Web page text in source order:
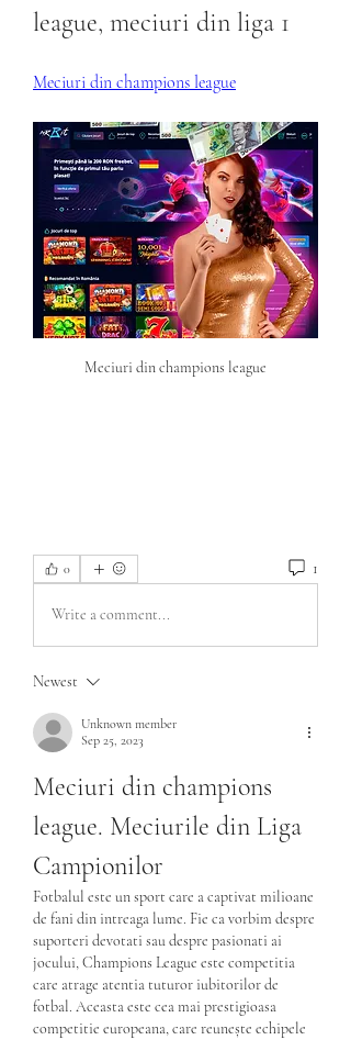
league, meciuri din liga 1
Meciuri din champions league
Meciuri din champions league
0 1
Write a comment...
Newest
Unknown member
Sep 25, 2023
Meciuri din champions
league. Meciurile din Liga
Campionilor
Fotbalul este un sport care a captivat milioane
de fani din intreaga lume. Fie ca vorbim despre
suporteri devotati sau despre pasionati ai
jocului, Champions League este competitia
care atrage atentia tuturor iubitorilor de
fotbal. Aceasta este cea mai prestigioasa
competitie europeana, care reunește echipele